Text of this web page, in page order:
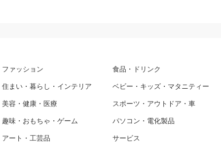
ファッション 食品・ドリンク
住まい・暮らし・インテリア ベビー・キッズ・マタニティー
美容・健康・医療 スポーツ・アウトドア・車
趣味・おもちゃ・ゲーム パソコン・電化製品
アート・工芸品 サービス